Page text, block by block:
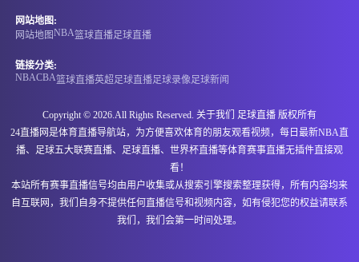
情报
06-15 21:00
斯塔德马利 0 - 0 马穆图凯恩中心
网站地图:
网站地图NBA篮球直播足球直播
链接分类:
NBACBA篮球直播英超 足球直播足球录像 足球新闻
Copyright © 2026.All Rights Reserved. 关于我们 足球直播 版权所有
24直播网是体育直播导航站，为方便喜欢体育的朋友观看视频，每日最新NBA直
播、足球五大联赛直播、足球直播、世界杯直播等体育赛事直播无插件直接观
看！
本站所有赛事直播信号均由用户收集或从搜索引擎搜索整理获得，所有内容均来
自互联网，我们自身不提供任何直播信号和视频内容，如有侵犯您的权益请联系
我们，我们会第一时间处理。